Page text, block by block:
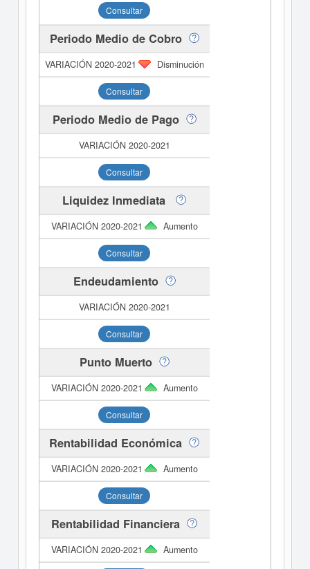
Consultar
Periodo Medio de Cobro
Disminución
Consultar
Periodo Medio de Pago
Consultar
Liquidez Inmediata
Aumento
Consultar
Endeudamiento
Consultar
Punto Muerto
Aumento
Consultar
Rentabilidad Económica
Aumento
Consultar
Rentabilidad Financiera
Aumento